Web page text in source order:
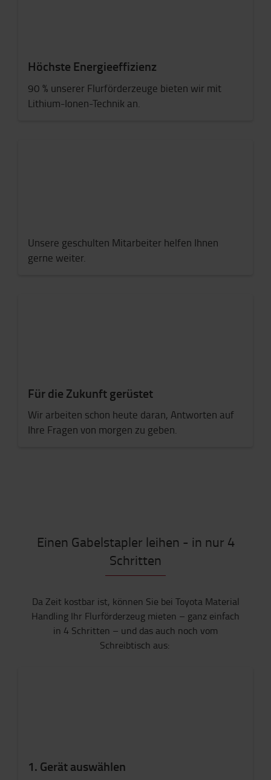
Höchste Energieeffizienz
90 % unserer Flurförderzeuge bieten wir mit
Lithium-Ionen-Technik an.
Unsere geschulten Mitarbeiter helfen Ihnen
gerne weiter.
Für die Zukunft gerüstet
Wir arbeiten schon heute daran, Antworten auf
Ihre Fragen von morgen zu geben.
Einen Gabelstapler leihen - in nur 4
Schritten
Da Zeit kostbar ist, können Sie bei Toyota Material
Handling Ihr Flurförderzeug mieten – ganz einfach
in 4 Schritten – und das auch noch vom
Schreibtisch aus:
1. Gerät auswählen